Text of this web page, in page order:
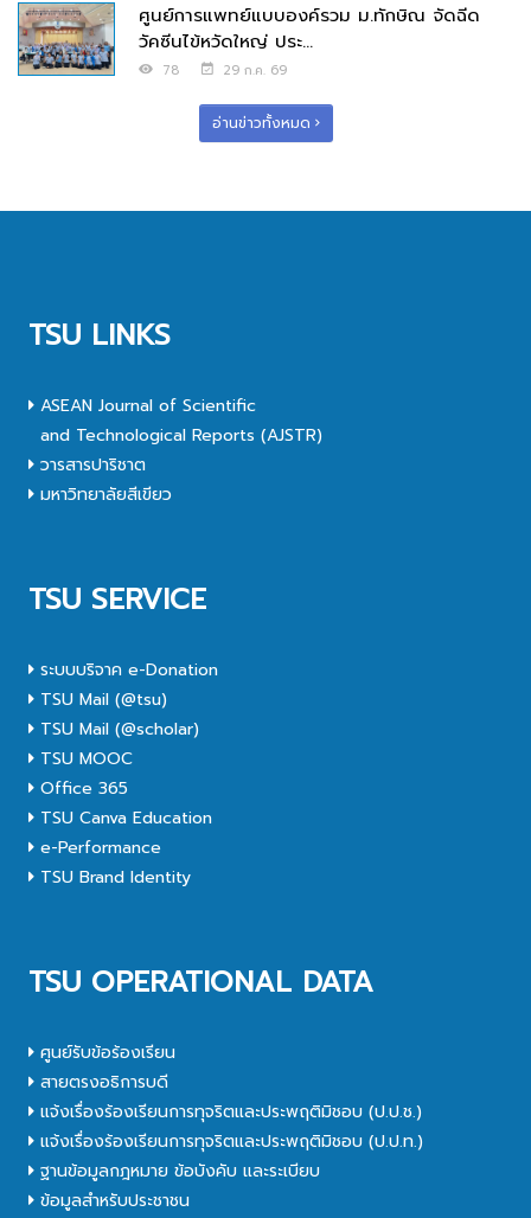
ศูนย์การแพทย์แบบองค์รวม ม.ทักษิณ จัดฉีด
วัคซีนไข้หวัดใหญ่ ประ...
78 29 ก.ค. 69
อ่านข่าวทั้งหมด
TSU LINKS
ASEAN Journal of Scientific
and Technological Reports (AJSTR)
วารสารปาริชาต
มหาวิทยาลัยสีเขียว
TSU SERVICE
ระบบบริจาค e-Donation
TSU Mail (@tsu)
TSU Mail (@scholar)
TSU MOOC
Office 365
TSU Canva Education
e-Performance
TSU Brand Identity
TSU OPERATIONAL DATA
ศูนย์รับข้อร้องเรียน
สายตรงอธิการบดี
แจ้งเรื่องร้องเรียนการทุจริตและประพฤติมิชอบ (ป.ป.ช.)
แจ้งเรื่องร้องเรียนการทุจริตและประพฤติมิชอบ (ป.ป.ท.)
ฐานข้อมูลกฎหมาย ข้อบังคับ และระเบียบ
ข้อมูลสำหรับประชาชน